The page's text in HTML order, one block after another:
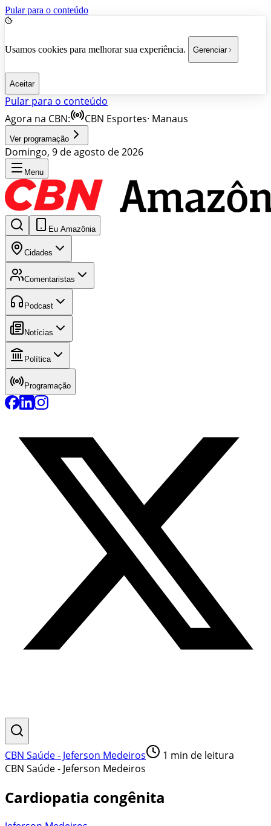
Pular para o conteúdo
Usamos cookies para melhorar sua experiência. Gerenciar
Aceitar
Pular para o conteúdo
Agora na CBN:
CBN Esportes· Manaus
Ver programação
Domingo, 9 de agosto de 2026
Menu
Eu Amazônia
Cidades
Comentaristas
Podcast
Notícias
Política
Programação
CBN Saúde - Jeferson Medeiros 1 min de leitura
CBN Saúde - Jeferson Medeiros
Cardiopatia congênita